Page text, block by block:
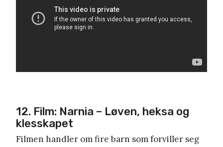
12. Film: Narnia – Løven, heksa og
klesskapet
Filmen handler om fire barn som forviller seg